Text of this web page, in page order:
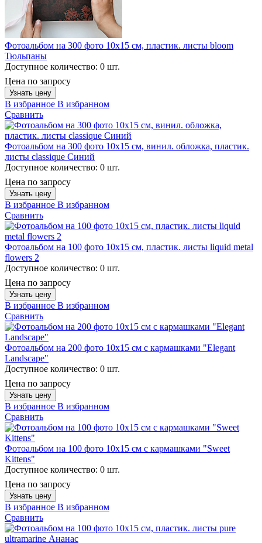
Фотоальбом на 300 фото 10х15 см, пластик. листы bloom
Тюльпаны
Доступное количество: 0 шт.
Цена по запросу
Узнать цену
В избранное В избранном
Сравнить
Фотоальбом на 300 фото 10х15 см, винил. обложка, пластик.
листы classique Синий
Доступное количество: 0 шт.
Цена по запросу
Узнать цену
В избранное В избранном
Сравнить
Фотоальбом на 100 фото 10х15 см, пластик. листы liquid metal
flowers 2
Доступное количество: 0 шт.
Цена по запросу
Узнать цену
В избранное В избранном
Сравнить
Фотоальбом на 200 фото 10х15 см с кармашками "Elegant
Landscape"
Доступное количество: 0 шт.
Цена по запросу
Узнать цену
В избранное В избранном
Сравнить
Фотоальбом на 100 фото 10х15 см с кармашками "Sweet
Kittens"
Доступное количество: 0 шт.
Цена по запросу
Узнать цену
В избранное В избранном
Сравнить